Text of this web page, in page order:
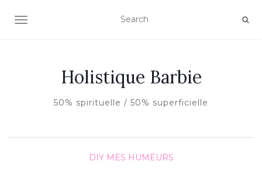
AFFICHER/MASQUER LA NAVIGATION
Holistique Barbie
50% spirituelle / 50% superficielle
DIY MES HUMEURS